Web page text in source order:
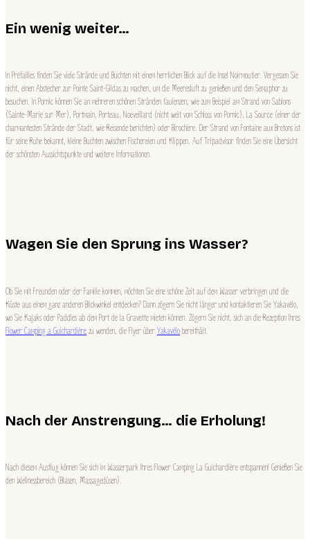
Ein wenig weiter…
In Préfailles finden Sie viele Strände und Buchten mit einem herrlichen Blick auf die Insel Noirmoutier. Vergessen Sie
nicht, einen Abstecher zur Pointe Saint-Gildas zu machen, um die Meeresluft zu genießen und den Semaphor zu
besuchen. In Pornic können Sie an mehreren schönen Stränden faulenzen, wie zum Beispiel am Strand von Sablons
(Sainte-Marie sur Mer), Portmain, Porteau, Noeveillard (nicht weit vom Schloss von Pornic), La Source (einer der
charmantesten Strände der Stadt, wie Reisende berichten) oder Birochère. Der Strand von Fontaine aux Bretons ist
für seine Ruhe bekannt, kleine Buchten zwischen Fischereien und Klippen. Auf Tripadvisor finden Sie eine Übersicht
der schönsten Aussichtspunkte und weitere Informationen.
Wagen Sie den Sprung ins Wasser?
Ob Sie mit Freunden oder der Familie kommen, möchten Sie eine schöne Zeit auf dem Wasser verbringen und die
Küste aus einem ganz anderen Blickwinkel entdecken? Dann zögern Sie nicht länger und kontaktieren Sie Yakavélo,
wo Sie Kajaks oder Paddles ab dem Port de la Gravette mieten können. Zögern Sie nicht, sich an die Rezeption Ihres
Flower Camping a Guichardièrezu wenden, die Flyer überYakavélobereithält.
Nach der Anstrengung… die Erholung!
Nach diesem Ausflug können Sie sich im Wasserpark Ihres Flower Camping La Guichardière entspannen! Genießen Sie
den Wellnessbereich (Blasen, Massagedüsen).